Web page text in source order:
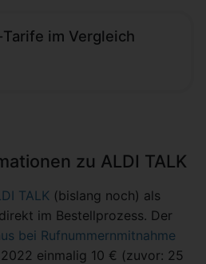
im Vergleich
zu ALDI TALK
TALK (bislang noch) als
im Bestellprozess. Der
bei Rufnummernmitnahme
einmalig 10 € (zuvor: 25